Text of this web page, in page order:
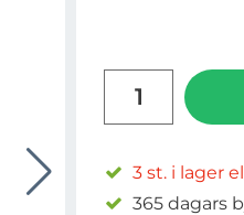
3 st. i lager
365 dagars